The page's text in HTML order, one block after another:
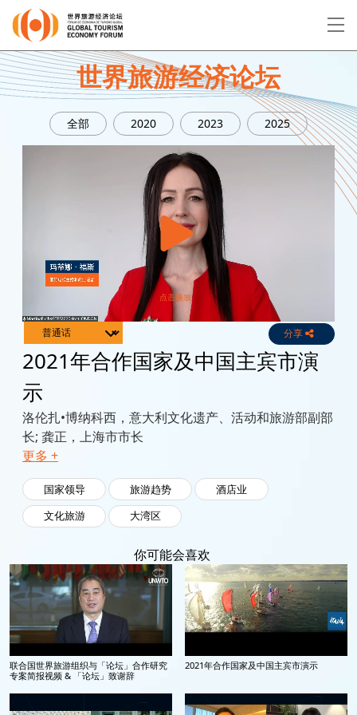
EN 繁 简
关于论坛
世界旅游经济论坛
全部 2020 2023 2025
Channels 分享
2021年合作国家及中国主宾市演
示
洛伦扎•博纳科西，意大利文化遗产、活动和旅游部副部
长; 龚正，上海市市长
更多 +
国家领导 旅游趋势
酒店业
文化旅游
大湾区
你可能会喜欢
联合国世界旅游组织与「论坛」合作研究
专案简报视频 & 「论坛」致谢辞
2021年合作国家及中国主宾市演示